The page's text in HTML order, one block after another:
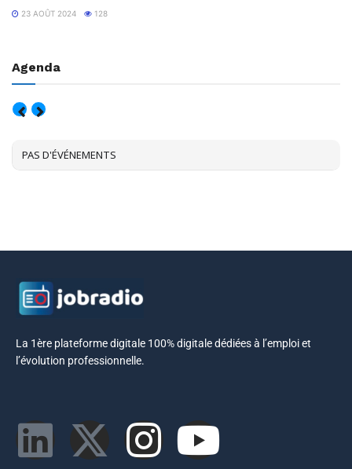
23 AOÛT 2024 128
Agenda
PAS D'ÉVÉNEMENTS
La 1ère plateforme digitale 100% digitale dédiées à l’emploi et
l’évolution professionnelle.